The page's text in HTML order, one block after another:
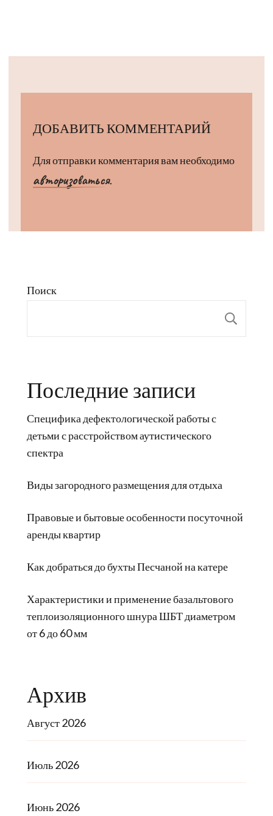
ДОБАВИТЬ КОММЕНТАРИЙ
Для отправки комментария вам необходимо
авторизоваться.
Поиск
Последние записи
Специфика дефектологической работы с
детьми с расстройством аутистического
спектра
Виды загородного размещения для отдыха
Правовые и бытовые особенности посуточной
аренды квартир
Как добраться до бухты Песчаной на катере
Характеристики и применение базальтового
теплоизоляционного шнура ШБТ диаметром
от 6 до 60 мм
Архив
Август 2026
Июль 2026
Июнь 2026